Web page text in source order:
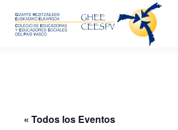
« Todos los Eventos